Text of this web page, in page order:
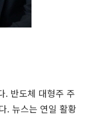
. 반도체 대형주 주
. 뉴스는 연일 활황